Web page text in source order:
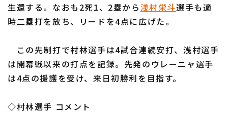
生還する。なおも2死1、2塁から浅村栄斗選手も適
時二塁打を放ち、リードを4点に広げた。
この先制打で村林選手は4試合連続安打、浅村選手
は開幕戦以来の打点を記録。先発のウレーニャ選手
は4点の援護を受け、来日初勝利を目指す。
◇村林選手 コメント